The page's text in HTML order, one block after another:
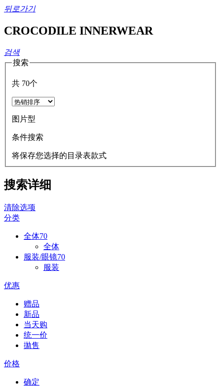
뒤로가기
CROCODILE INNERWEAR
검색
搜索
共 70个
图片型
条件搜索
将保存您选择的目录表款式
搜索详细
清除选项
分类
全体70
全体
服装/眼镜70
服装
优惠
赠品
新品
当天购
统一价
拋售
价格
确定